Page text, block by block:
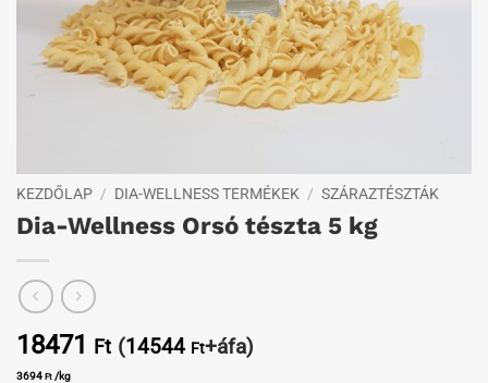
KEZDŐLAP / DIA-WELLNESS TERMÉKEK / SZÁRAZTÉSZTÁK
Dia-Wellness Orsó tészta 5 kg
18471 Ft (14544 Ft+áfa)
3694 Ft /kg